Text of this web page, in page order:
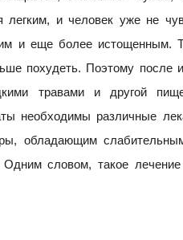
и человек уже не
и еще более истощенным.
похудеть. Поэтому после
травами и другой
необходимы различные
обладающим
словом, такое